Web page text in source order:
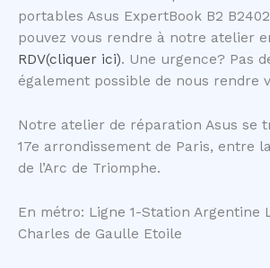
portables Asus ExpertBook B2
pouvez vous rendre à notre atelier
RDV(cliquer ici). Une urgence? Pas
également possible de nous rendre
Notre atelier de réparation Asus se
17e arrondissement de Paris, entre
de l’Arc de Triomphe.
En métro: Ligne 1-Station Argentine
Charles de Gaulle Etoile